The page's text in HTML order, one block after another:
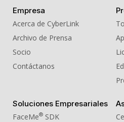
Empresa
Acerca de CyberLink
Archivo de Prensa
Socio
Contáctanos
Soluciones Empresariales
FaceMe® SDK